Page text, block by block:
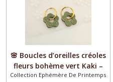
🌸 Boucles d’oreilles créoles
fleurs bohème vert Kaki –
Collection Printemps –
Collection Ephémère De Printemps